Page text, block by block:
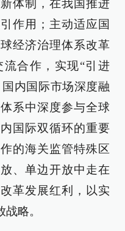
体制，在我国推进
作用；主动适应国
经济治理体系改革
合作，实现“引进
内国际市场深度融
系中深度参与全球
国际双循环的重要
的海关监管特殊区
、单边开放中走在
革发展红利，以实
略。